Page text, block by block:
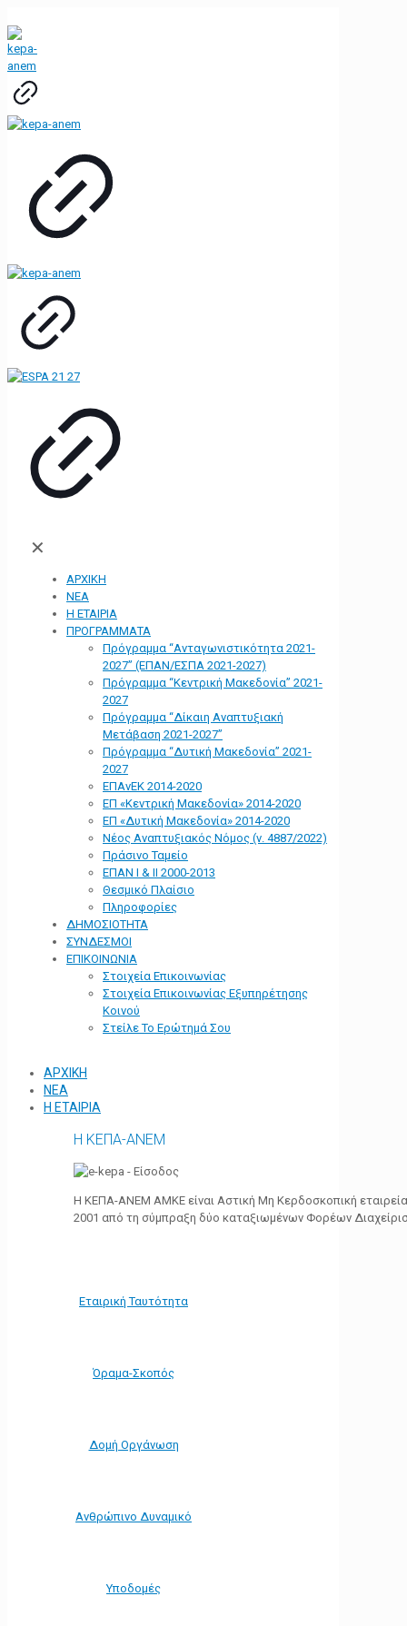
✕
ΑΡΧΙΚΗ
ΝΕΑ
Η ΕΤΑΙΡΙΑ
ΠΡΟΓΡΑΜΜΑΤΑ
Πρόγραμμα “Ανταγωνιστικότητα 2021-
2027” (ΕΠΑΝ/ΕΣΠΑ 2021-2027)
Πρόγραμμα “Κεντρική Μακεδονία” 2021-
2027
Πρόγραμμα “Δίκαιη Αναπτυξιακή
Μετάβαση 2021-2027”
Πρόγραμμα “Δυτική Μακεδονία” 2021-
2027
ΕΠΑνΕΚ 2014-2020
ΕΠ «Kεντρική Μακεδονία» 2014-2020
ΕΠ «Δυτική Μακεδονία» 2014-2020
Νέος Αναπτυξιακός Νόμος (ν. 4887/2022)
Πράσινο Ταμείο
ΕΠΑΝ Ι & ΙΙ 2000-2013
Θεσμικό Πλαίσιο
Πληροφορίες
ΔΗΜΟΣΙΟΤΗΤΑ
ΣΥΝΔΕΣΜΟΙ
ΕΠΙΚΟΙΝΩΝΙΑ
Στοιχεία Επικοινωνίας
Στοιχεία Επικοινωνίας Εξυπηρέτησης
Κοινού
Στείλε Το Ερώτημά Σου
ΑΡΧΙΚΗ
ΝΕΑ
Η ΕΤΑΙΡΙΑ
Η ΚΕΠΑ-ΑΝΕΜ
Η ΚΕΠΑ-ΑΝΕΜ ΑΜΚΕ είναι Αστική Μη Κερδοσκοπική
2001 από τη σύμπραξη δύο καταξιωμένων Φορέων
Εταιρική Ταυτότητα
Όραμα-Σκοπός
Δομή Οργάνωση
Ανθρώπινο Δυναμικό
Υποδομές